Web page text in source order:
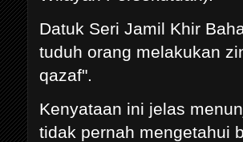
Datuk Seri Jamil Khir
tuduh orang melakukan
qazaf".
Kenyataan ini jelas
tidak pernah mengetahui